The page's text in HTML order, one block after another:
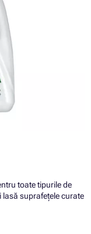
toate tipurile de
suprafețele curate